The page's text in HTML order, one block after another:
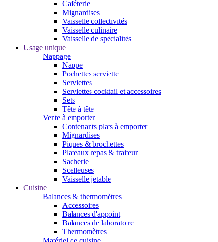
Caféterie
Mignardises
Vaisselle collectivités
Vaisselle culinaire
Vaisselle de spécialités
Usage unique
Nappage
Nappe
Pochettes serviette
Serviettes
Serviettes cocktail et accessoires
Sets
Tête à tête
Vente à emporter
Contenants plats à emporter
Mignardises
Piques & brochettes
Plateaux repas & traiteur
Sacherie
Scelleuses
Vaisselle jetable
Cuisine
Balances & thermomètres
Accessoires
Balances d'appoint
Balances de laboratoire
Thermomètres
Matériel de cuisine